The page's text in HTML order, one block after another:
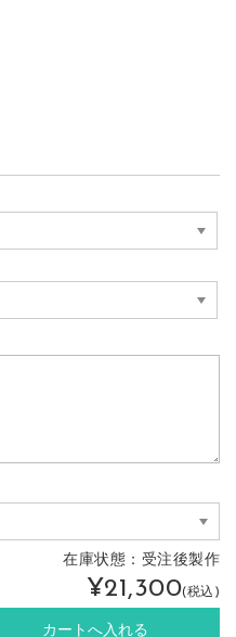
在庫状態： 受注後製作
¥21,300(税込)